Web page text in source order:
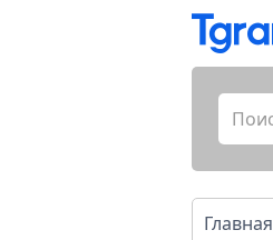
Главная